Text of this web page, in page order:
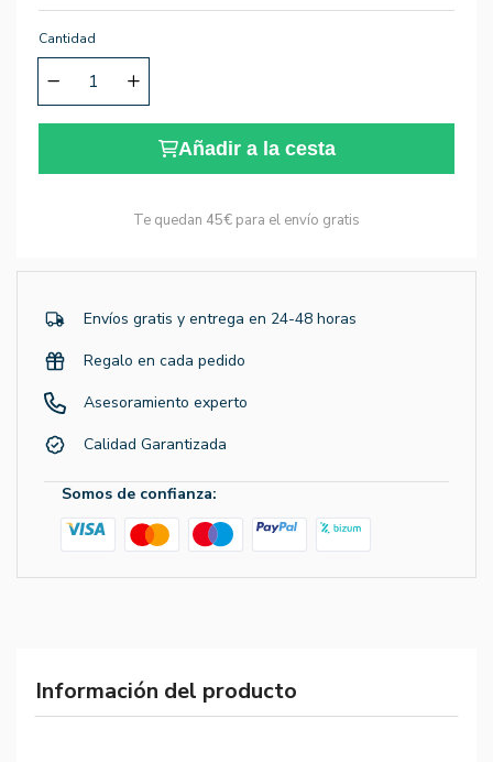
Cantidad
Añadir a la cesta
Te quedan 45€ para el envío gratis
Envíos gratis y entrega en 24-48 horas
Regalo en cada pedido
Asesoramiento experto
Calidad Garantizada
Somos de confianza:
Información del producto